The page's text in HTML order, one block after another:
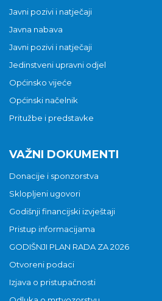
Javni pozivi i natječaji
Javna nabava
Javni pozivi i natječaji
Jedinstveni upravni odjel
Općinsko vijeće
Općinski načelnik
Pritužbe i predstavke
VAŽNI DOKUMENTI
Donacije i sponzorstva
Sklopljeni ugovori
Godišnji financijski izvještaji
Pristup informacijama
GODIŠNJI PLAN RADA ZA 2026
Otvoreni podaci
Izjava o pristupačnosti